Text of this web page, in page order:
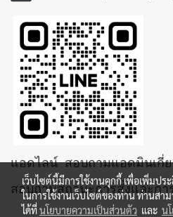
แอดไลน์ สอบถามแอดมินเกี่
สอบถามสถานะการสั่งและกา
เว็บไซต์นี้มีการใช้งานคุกกี้ เพื่อเพิ่มป
ในการใช้งานเว็บไซต์ของท่าน ท่านสา
ได้ที่นโยบายความเป็นส่วนตัว และ น